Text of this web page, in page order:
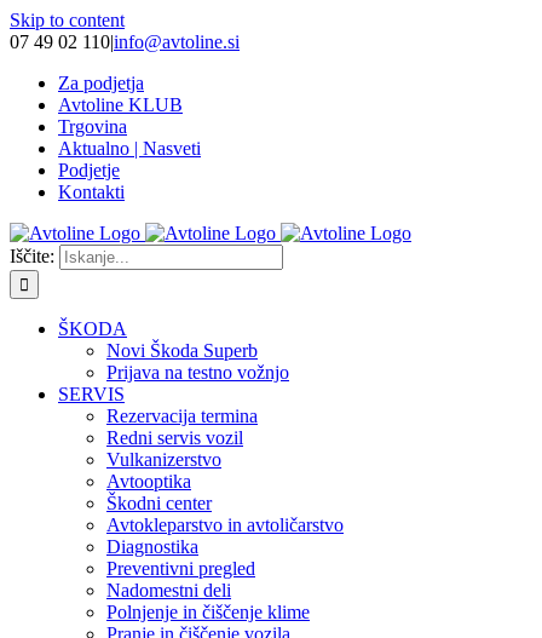
Skip to content
07 49 02 110|info@avtoline.si
Za podjetja
Avtoline KLUB
Trgovina
Aktualno | Nasveti
Podjetje
Kontakti
Iščite:
ŠKODA
Novi Škoda Superb
Prijava na testno vožnjo
SERVIS
Rezervacija termina
Redni servis vozil
Vulkanizerstvo
Avtooptika
Škodni center
Avtokleparstvo in avtoličarstvo
Diagnostika
Preventivni pregled
Nadomestni deli
Polnjenje in čiščenje klime
Pranje in čiščenje vozila